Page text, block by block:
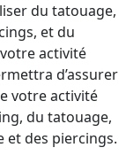
du tatouage,
et du
activité
d’assurer
votre activité
du tatouage,
et des piercings.